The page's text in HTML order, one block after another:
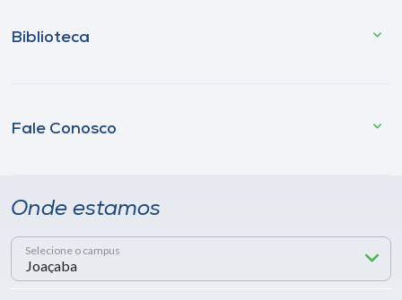
Biblioteca
Fale Conosco
Onde estamos
Selecione o campus